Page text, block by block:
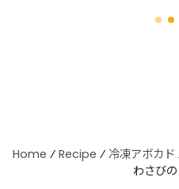
Home ⁄ Recipe ⁄ 冷凍アボカド
わさび